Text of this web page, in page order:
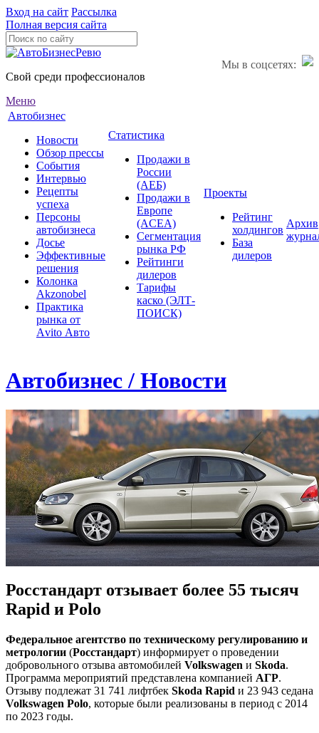
Вход на сайт Рассылка
Полная версия сайта
Мы в соцсетях:
Свой среди профессионалов
Меню
Автобизнес
Новости
Обзор прессы
События
Интервью
Рецепты
успеха
Персоны
автобизнеса
Досье
Эффективные
решения
Колонка
Akzonobel
Практика
рынка от
Аvito Авто
Статистика
Продажи в
России
(АЕБ)
Продажи в
Европе
(ACEA)
Сегментация
рынка РФ
Рейтинги
дилеров
Тарифы
каско (ЭЛТ-
ПОИСК)
Проекты
Рейтинг
холдингов
База
дилеров
Архив
Автобизнес / Новости
Росстандарт отзывает более 55 тысяч
Rapid и Polo
Федеральное агентство по техническому регулированию и
метрологии (Росстандарт) информирует о проведении
добровольного отзыва автомобилей Volkswagen и Skoda.
Программа мероприятий представлена компанией АГР.
Отзыву подлежат 31 741 лифтбек Skoda Rapid и 23 943 седана
Volkswagen Polo, которые были реализованы в период с 2014
по 2023 годы.